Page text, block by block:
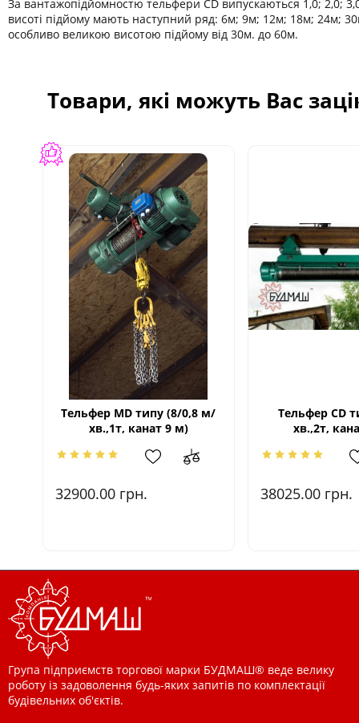
За вантажопідйомностю тельфери CD випускаються 1,0; 2,0;
висоті підйому мають наступний ряд: 6м; 9м; 12м; 18м; 24м;
особливо великою висотою підйому від 30м. до 60м.
Товари, які можуть Вас
Тельфер МD типу (8/0,8 м/
хв.,1т, канат 9 м)
32900.00 грн.
Тельфер CD
хв.,2т,
38025.00 грн.
Група підприємств торгової марки БУДМАШ® веде велику
роботу із задоволення будь-яких запитів по комплектації
будівельних об'єктів.